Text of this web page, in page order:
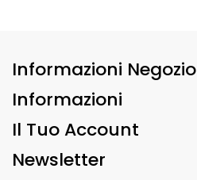
Informazioni Negozio
Informazioni
Il Tuo Account
Newsletter